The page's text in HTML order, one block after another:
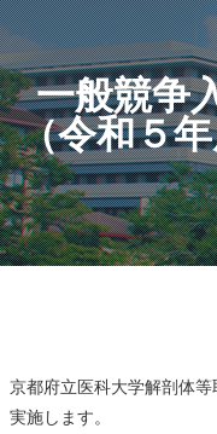
一般競争
（令和５
京都府立医科大学解剖体
実施します。